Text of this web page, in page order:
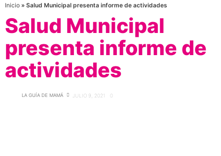
Inicio » Salud Municipal presenta informe de actividades
Salud Municipal
presenta informe de
actividades
LA GUÍA DE MAMÁ JULIO 9, 2021 0